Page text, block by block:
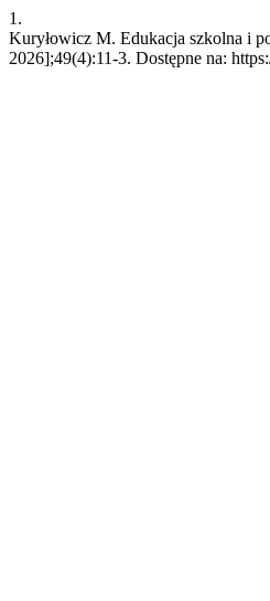
1.
Kuryłowicz M. Edukacja szkolna i
2026];49(4):11-3. Dostępne na: